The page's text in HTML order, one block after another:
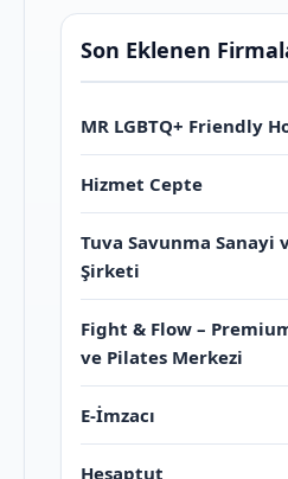
Son Eklenen
MR LGBTQ+ Friendly
Hizmet Cepte
Tuva Savunma
Şirketi
Fight & Flow –
ve Pilates Merkezi
E-İmzacı
Hesaptut